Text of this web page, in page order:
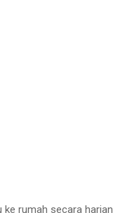
rumah secara harian